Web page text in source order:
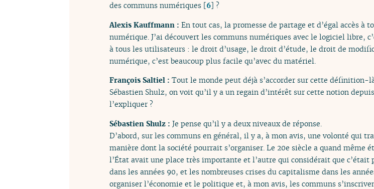
des communs numériques [6] ?
Alexis Kauffmann : En tout cas, la promesse de partage et d’égal accès à
numérique. J’ai découvert les communs numériques avec le logiciel libre,
à tous les utilisateurs : le droit d’usage, le droit d’étude, le droit de
numérique, c’est beaucoup plus facile qu’avec du matériel.
François Saltiel : Tout le monde peut déjà s’accorder sur cette définition-
Sébastien Shulz, on voit qu’il y a un regain d’intérêt sur cette notion
l’expliquer ?
Sébastien Shulz : Je pense qu’il y a deux niveaux de réponse.
D’abord, sur les communs en général, il y a, à mon avis, une volonté qui
manière dont la société pourrait s’organiser. Le 20e siècle a quand même
l’État avait une place très importante et l’autre qui considérait que
dans les années 90, et les nombreuses crises du capitalisme dans les
organiser l’économie et le politique et, à mon avis, les communs